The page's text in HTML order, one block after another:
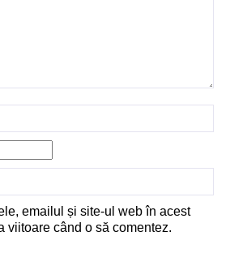
emailul și site-ul web în acest
viitoare când o să comentez.